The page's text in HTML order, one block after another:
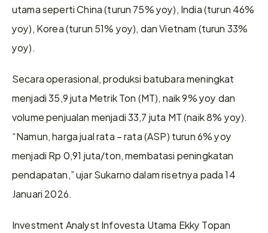
utama seperti China (turun 75% yoy), India (turun 46%
yoy), Korea (turun 51% yoy), dan Vietnam (turun 33%
yoy).
Secara operasional, produksi batubara meningkat
menjadi 35,9 juta Metrik Ton (MT), naik 9% yoy dan
volume penjualan menjadi 33,7 juta MT (naik 8% yoy).
“Namun, harga jual rata – rata (ASP) turun 6% yoy
menjadi Rp 0,91 juta/ton, membatasi peningkatan
pendapatan,” ujar Sukarno dalam risetnya pada 14
Januari 2026.
Investment Analyst Infovesta Utama Ekky Topan